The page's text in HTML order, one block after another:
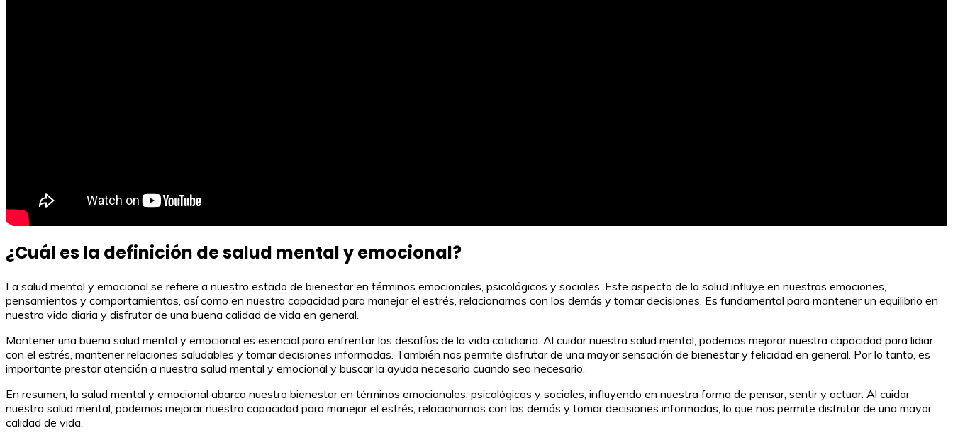
¿Cuál es la definición de salud mental y emocional?
La salud mental y emocional se refiere a nuestro estado de bienestar en términos emocionales, psicológicos y sociales. Este aspecto de la salud influye en nuestras emociones,
pensamientos y comportamientos, así como en nuestra capacidad para manejar el estrés, relacionarnos con los demás y tomar decisiones. Es fundamental para mantener un equilibrio en
nuestra vida diaria y disfrutar de una buena calidad de vida en general.
Mantener una buena salud mental y emocional es esencial para enfrentar los desafíos de la vida cotidiana. Al cuidar nuestra salud mental, podemos mejorar nuestra capacidad para lidiar
con el estrés, mantener relaciones saludables y tomar decisiones informadas. También nos permite disfrutar de una mayor sensación de bienestar y felicidad en general. Por lo tanto, es
importante prestar atención a nuestra salud mental y emocional y buscar la ayuda necesaria cuando sea necesario.
En resumen, la salud mental y emocional abarca nuestro bienestar en términos emocionales, psicológicos y sociales, influyendo en nuestra forma de pensar, sentir y actuar. Al cuidar
nuestra salud mental, podemos mejorar nuestra capacidad para manejar el estrés, relacionarnos con los demás y tomar decisiones informadas, lo que nos permite disfrutar de una mayor
calidad de vida.